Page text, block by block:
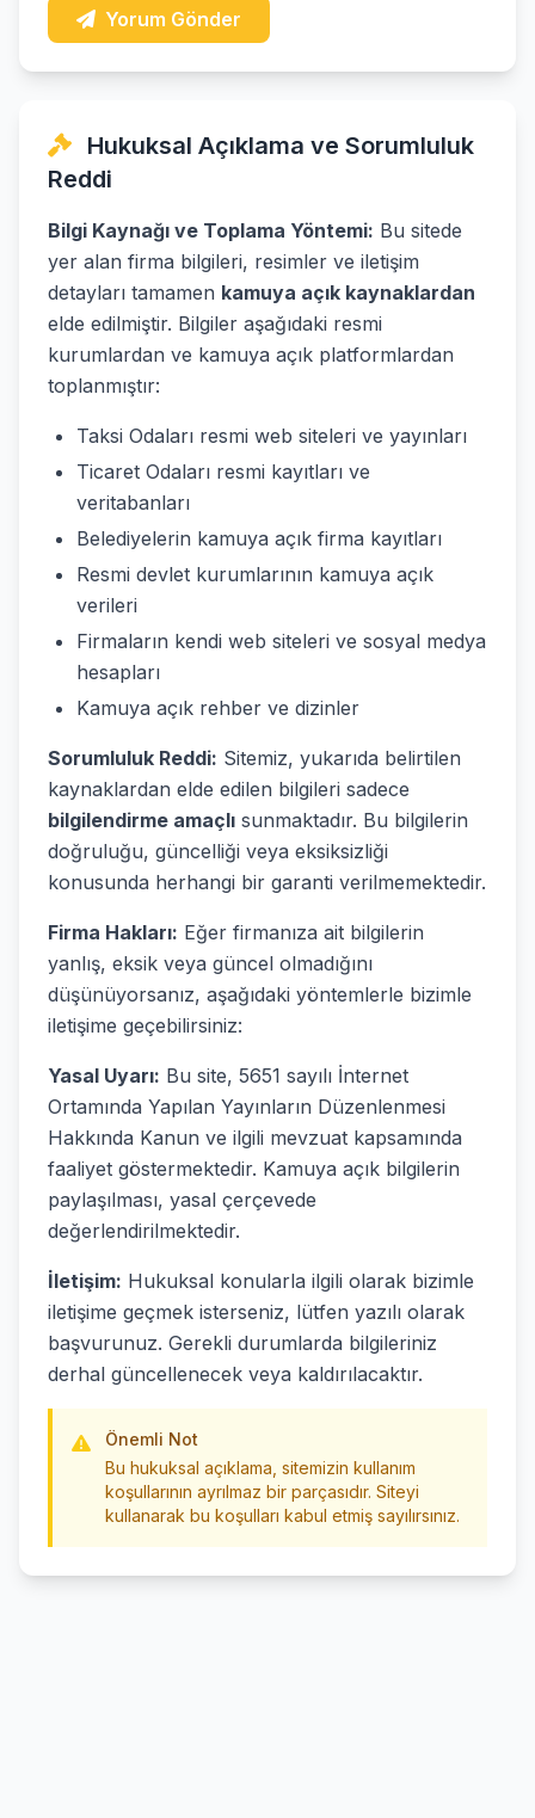
Yorum Gönder
Hukuksal Açıklama ve Sorumluluk
Reddi
Bilgi Kaynağı ve Toplama Yöntemi: Bu sitede
yer alan firma bilgileri, resimler ve iletişim
detayları tamamen kamuya açık kaynaklardan
elde edilmiştir. Bilgiler aşağıdaki resmi
kurumlardan ve kamuya açık platformlardan
toplanmıştır:
Taksi Odaları resmi web siteleri ve yayınları
Ticaret Odaları resmi kayıtları ve
veritabanları
Belediyelerin kamuya açık firma kayıtları
Resmi devlet kurumlarının kamuya açık
verileri
Firmaların kendi web siteleri ve sosyal medya
hesapları
Kamuya açık rehber ve dizinler
Sorumluluk Reddi: Sitemiz, yukarıda belirtilen
kaynaklardan elde edilen bilgileri sadece
bilgilendirme amaçlı sunmaktadır. Bu bilgilerin
doğruluğu, güncelliği veya eksiksizliği
konusunda herhangi bir garanti verilmemektedir.
Firma Hakları: Eğer firmanıza ait bilgilerin
yanlış, eksik veya güncel olmadığını
düşünüyorsanız, aşağıdaki yöntemlerle bizimle
iletişime geçebilirsiniz:
Yasal Uyarı: Bu site, 5651 sayılı İnternet
Ortamında Yapılan Yayınların Düzenlenmesi
Hakkında Kanun ve ilgili mevzuat kapsamında
faaliyet göstermektedir. Kamuya açık bilgilerin
paylaşılması, yasal çerçevede
değerlendirilmektedir.
İletişim: Hukuksal konularla ilgili olarak bizimle
iletişime geçmek isterseniz, lütfen yazılı olarak
başvurunuz. Gerekli durumlarda bilgileriniz
derhal güncellenecek veya kaldırılacaktır.
Önemli Not
Bu hukuksal açıklama, sitemizin kullanım
koşullarının ayrılmaz bir parçasıdır. Siteyi
kullanarak bu koşulları kabul etmiş sayılırsınız.